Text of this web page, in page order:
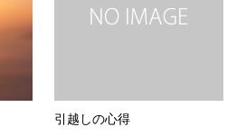
引越しの心得